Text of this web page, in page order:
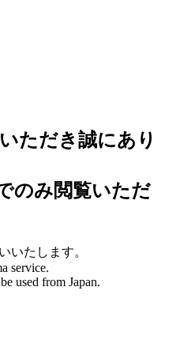
ただき誠にあり
のみ閲覧いただ
いたします。
service.
used from Japan.